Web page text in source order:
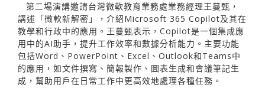
第二場演講邀請台灣微軟教育業務處業務經理王蔓甄，
講述「微軟新解密」，介紹Microsoft 365 Copilot及其在
教學和行政中的應用。王蔓甄表示，Copilot是一個集成應
用中的AI助手，提升工作效率和數據分析能力。主要功能
包括Word、PowerPoint、Excel、Outlook和Teams中
的應用，如文件撰寫、簡報製作、圖表生成和會議筆記生
成，幫助用戶在日常工作中更高效地處理各種任務。